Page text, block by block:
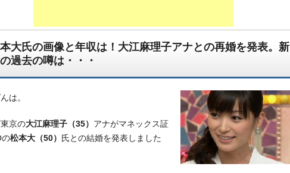
大氏の画像と年収は！大江麻理子アナとの再婚を発表。新
過去の噂は・・・
は。
京の大江麻理子（35） アナがマネックス証
の松本大（50） 氏との結婚を発表しました